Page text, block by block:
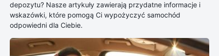
depozytu? Nasze artykuły zawierają przydatne informacje i
wskazówki, które pomogą Ci wypożyczyć samochód
odpowiedni dla Ciebie.